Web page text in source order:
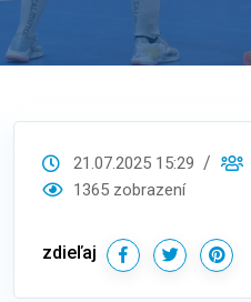
21.07.2025 15:29
1365 zobrazení
zdieľaj